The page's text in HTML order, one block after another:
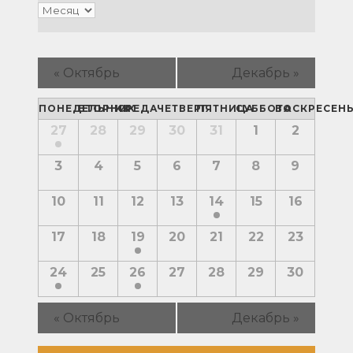
Мероприятия
« Октябрь Декабрь »
Календарь
Мероприятия
Календарь
Мероприятия
ПОНЕДЕЛЬНИК
ВТОРНИКСРЕДАЧЕТВЕРГПЯТНИЦАСУББОТА
27 28 29 30 31 1 2
3 4 5 6 7 8 9
10 11 12 13 14 15 16
17 18 19 20 21 22 23
24 25 26 27 28 29 30
« Октябрь Декабрь »